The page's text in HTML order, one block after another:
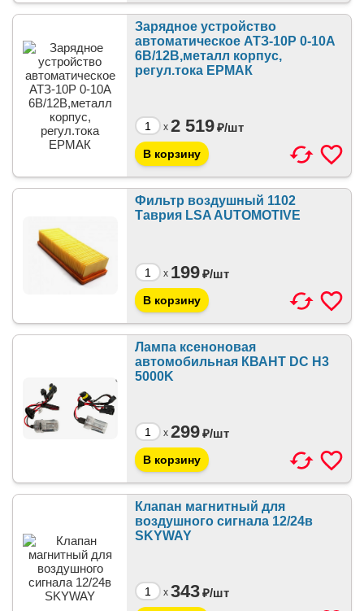
Зарядное устройство
автоматическое АТЗ-10Р 0-10A
6В/12В,металл корпус,
регул.тока ЕРМАК
x 2 519₽/шт
Фильтр воздушный 1102
Таврия LSA AUTOMOTIVE
x 199₽/шт
Лампа ксеноновая
автомобильная КВАНТ DC H3
5000K
x 299₽/шт
Клапан магнитный для
воздушного сигнала 12/24в
SKYWAY
x 343₽/шт